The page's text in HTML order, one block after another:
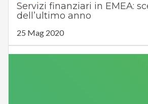
Servizi finanziari in EMEA:
dell’ultimo anno
25 Mag 2020